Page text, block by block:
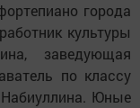
города
культуры
заведующая
по классу
Юные